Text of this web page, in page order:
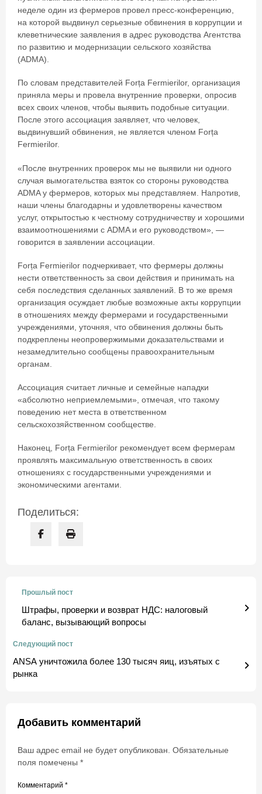
неделе один из фермеров провел пресс-конференцию,
на которой выдвинул серьезные обвинения в коррупции и
клеветнические заявления в адрес руководства Агентства
по развитию и модернизации сельского хозяйства
(ADMA).
По словам представителей Forța Fermierilor, организация
приняла меры и провела внутренние проверки, опросив
всех своих членов, чтобы выявить подобные ситуации.
После этого ассоциация заявляет, что человек,
выдвинувший обвинения, не является членом Forța
Fermierilor.
«После внутренних проверок мы не выявили ни одного
случая вымогательства взяток со стороны руководства
ADMA у фермеров, которых мы представляем. Напротив,
наши члены благодарны и удовлетворены качеством
услуг, открытостью к честному сотрудничеству и хорошими
взаимоотношениями с ADMA и его руководством», —
говорится в заявлении ассоциации.
Forța Fermierilor подчеркивает, что фермеры должны
нести ответственность за свои действия и принимать на
себя последствия сделанных заявлений. В то же время
организация осуждает любые возможные акты коррупции
в отношениях между фермерами и государственными
учреждениями, уточняя, что обвинения должны быть
подкреплены неопровержимыми доказательствами и
незамедлительно сообщены правоохранительным
органам.
Ассоциация считает личные и семейные нападки
«абсолютно неприемлемыми», отмечая, что такому
поведению нет места в ответственном
сельскохозяйственном сообществе.
Наконец, Forța Fermierilor рекомендует всем фермерам
проявлять максимальную ответственность в своих
отношениях с государственными учреждениями и
экономическими агентами.
Поделиться:
Прошлый пост
Штрафы, проверки и возврат НДС: налоговый
баланс, вызывающий вопросы
Следующий пост
ANSA уничтожила более 130 тысяч яиц, изъятых с
рынка
Добавить комментарий
Ваш адрес email не будет опубликован. Обязательные
поля помечены *
Комментарий *